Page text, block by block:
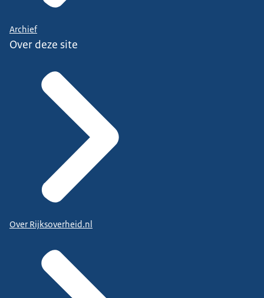
Archief
Over deze site
Over Rijksoverheid.nl